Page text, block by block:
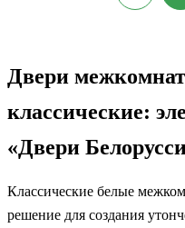
Двери
классические:
«Двери
Классические белые
решение для создания